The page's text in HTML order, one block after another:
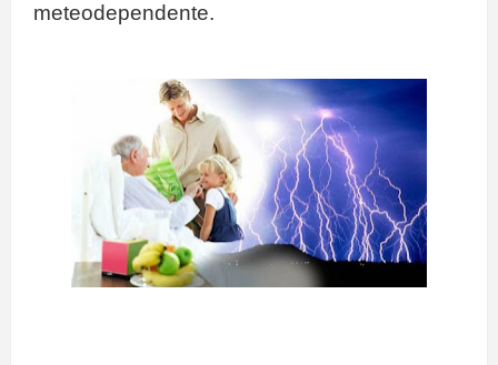
meteodependente.